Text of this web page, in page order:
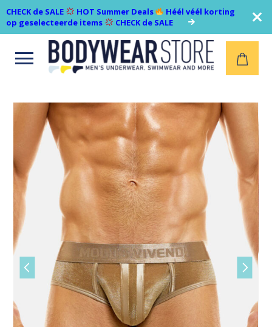
CHECK de SALE HOT Summer Deals
Héél véél korting
op geselecteerde items
CHECK de SALE
Open
Vorige
slide
slide